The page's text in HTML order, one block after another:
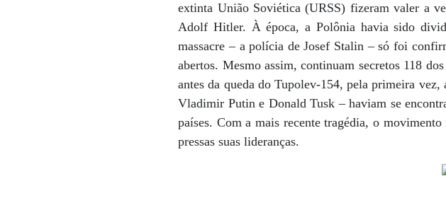
extinta União Soviética (URSS) fizeram valer a
Adolf Hitler. À época, a Polônia havia sido
massacre – a polícia de Josef Stalin – só foi
abertos. Mesmo assim, continuam secretos 118
antes da queda do Tupolev-154, pela primeira
Vladimir Putin e Donald Tusk – haviam se
países. Com a mais recente tragédia, o
pressas suas lideranças.